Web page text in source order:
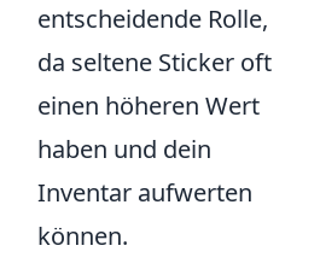
entscheidende Rolle,
da seltene Sticker oft
einen höheren Wert
haben und dein
Inventar aufwerten
können.